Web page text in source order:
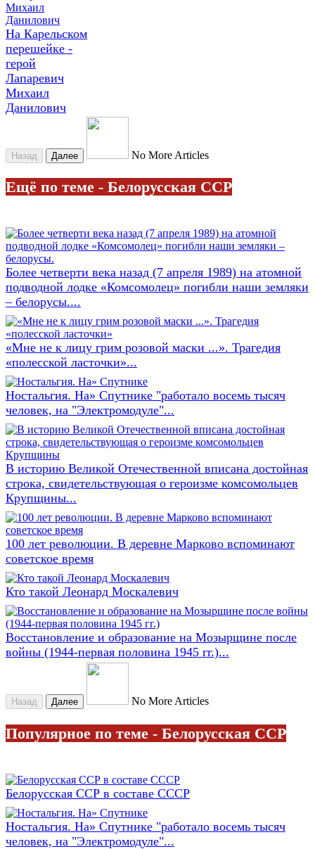
На Карельском
перешейке -
герой
Лапаревич
Михаил
Данилович
Назад Далее No More Articles
Ещё по теме - Белорусская ССР
Более четверти века назад (7 апреля 1989) на атомной
подводной лодке «Комсомолец» погибли наши земляки
– белорусы....
«Мне не к лицу грим розовой маски ...». Трагедия
«полесской ласточки»...
Ностальгия. На» Спутнике "работало восемь тысяч
человек, на "Электромодуле"...
В историю Великой Отечественной вписана достойная
строка, свидетельствующая о героизме комсомольцев
Крупщины...
100 лет революции. В деревне Марково вспоминают
советское время
Кто такой Леонард Москалевич
Восстановление и образование на Мозырщине после
войны (1944-первая половина 1945 гг.)...
Назад Далее No More Articles
Популярное по теме - Белорусская ССР
Белорусская ССР в составе СССР
Ностальгия. На» Спутнике "работало восемь тысяч
человек, на "Электромодуле"...